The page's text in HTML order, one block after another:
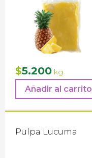
$5.200 kg
Añadir al carrito
Pulpa Lucuma